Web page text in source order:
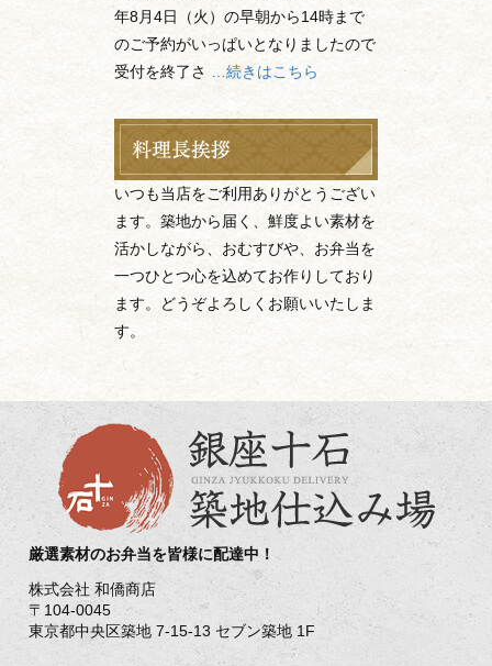
年8月4日（火）の早朝から14時まで
のご予約がいっぱいとなりましたので
受付を終了さ
…続きはこちら
いつも当店をご利用ありがとうござい
ます。築地から届く、鮮度よい素材を
活かしながら、おむすびや、お弁当を
一つひとつ心を込めてお作りしており
ます。どうぞよろしくお願いいたしま
す。
厳選素材のお弁当を皆様に配達中！
株式会社 和僑商店
〒104-0045
東京都中央区築地 7-15-13 セブン築地 1F